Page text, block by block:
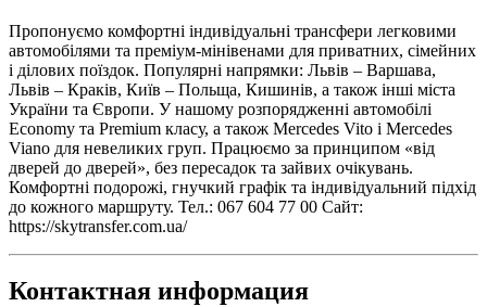
Пропонуємо комфортні індивідуальні трансфери легковими
автомобілями та преміум-мінівенами для приватних, сімейних
і ділових поїздок. Популярні напрямки: Львів – Варшава,
Львів – Краків, Київ – Польща, Кишинів, а також інші міста
України та Європи. У нашому розпорядженні автомобілі
Economy та Premium класу, а також Mercedes Vito і Mercedes
Viano для невеликих груп. Працюємо за принципом «від
дверей до дверей», без пересадок та зайвих очікувань.
Комфортні подорожі, гнучкий графік та індивідуальний підхід
до кожного маршруту. Тел.: 067 604 77 00 Сайт:
https://skytransfer.com.ua/
Контактная информация